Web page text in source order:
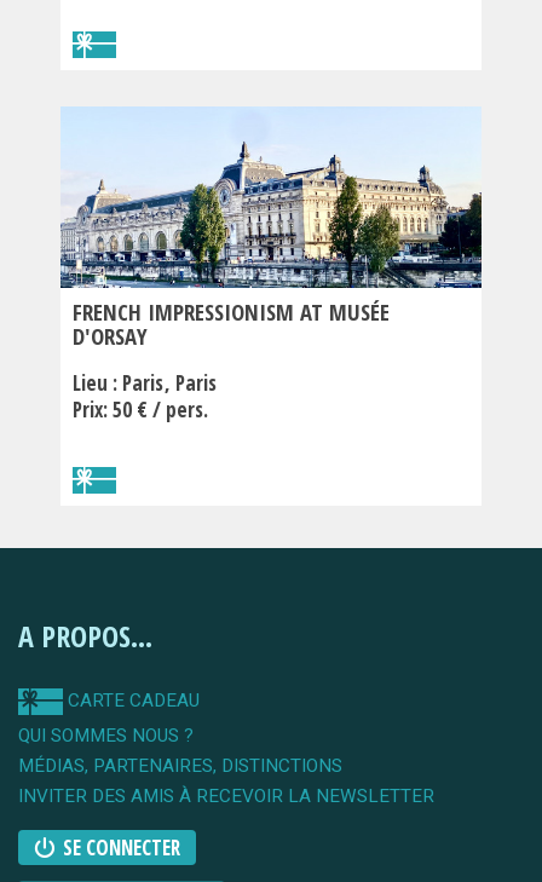
FRENCH IMPRESSIONISM AT MUSÉE
D'ORSAY
Lieu : Paris Paris
Prix: 50 € / pers.
A PROPOS...
CARTE CADEAU
QUI SOMMES NOUS ?
MÉDIAS, PARTENAIRES, DISTINCTIONS
INVITER DES AMIS À RECEVOIR LA NEWSLETTER
SE CONNECTER